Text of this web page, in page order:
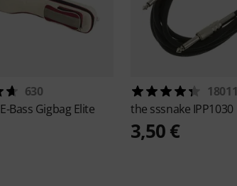
630
E-Bass Gigbag Elite
18011
the sssnake IPP1030
3,50 €